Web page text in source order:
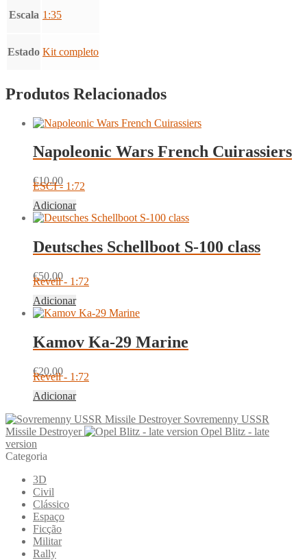
Escala 1:35
Estado Kit completo
Produtos Relacionados
Napoleonic Wars French Cuirassiers
€10.00
ESCI - 1:72
Adicionar
Deutsches Schellboot S-100 class
€50.00
Revell - 1:72
Adicionar
Kamov Ka-29 Marine
€20.00
Revell - 1:72
Adicionar
Sovremenny USSR
Missile Destroyer
Opel Blitz - late
version
Categoria
3D
Civil
Clássico
Espaço
Ficção
Militar
Rally